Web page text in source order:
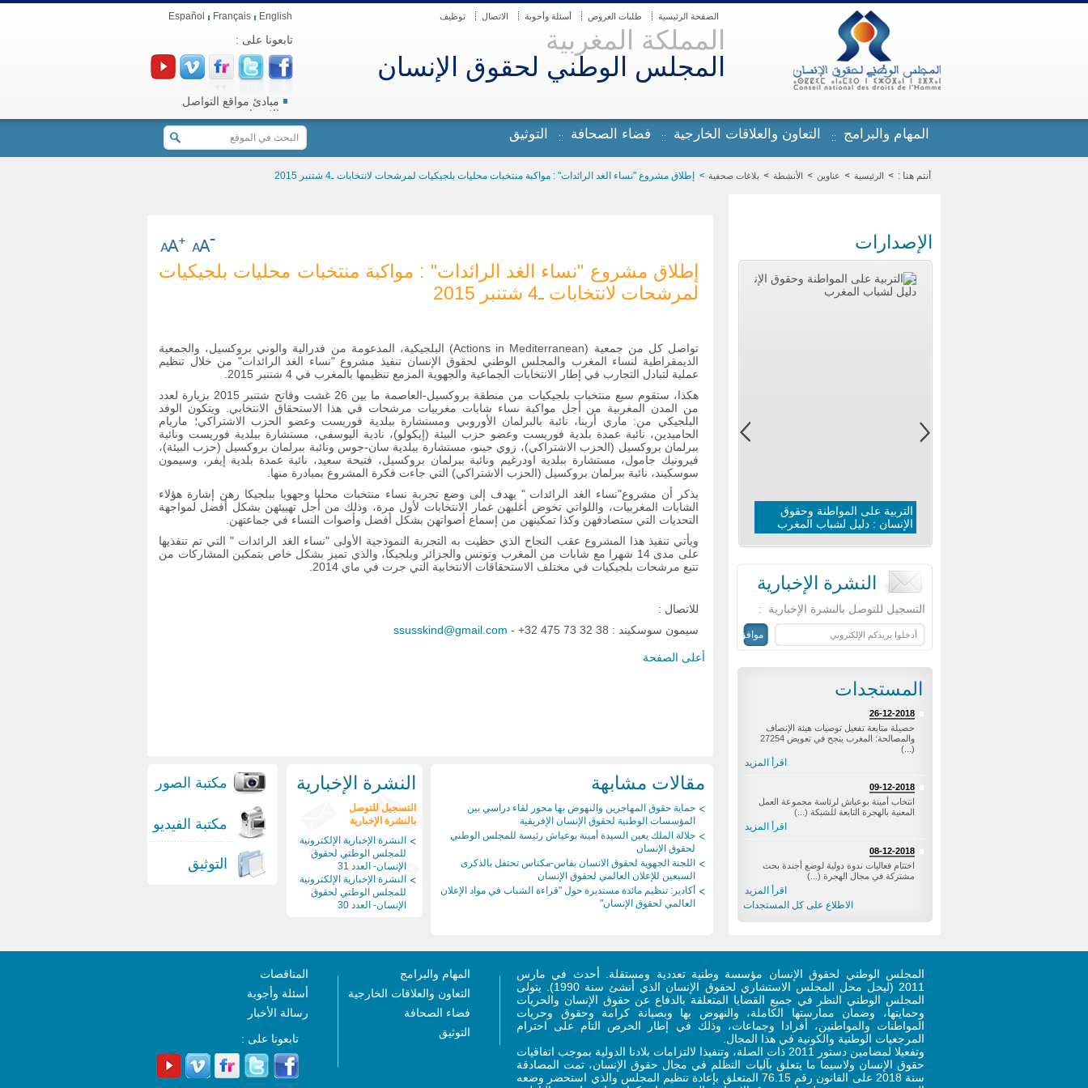
تجاوز إلى المحتوى الرئيسي
الصفحة الرئيسية طلبات العروض أسئلة وأجوبة الاتصال توظيف English
Français
Español
المملكة المغربية
المجلس الوطني لحقوق الإنسان
تابعونا على :
مبادئ مواقع التواصل
الاجتماعي
المهام والبرامج التعاون والعلاقات الخارجية فضاء الصحافة التوثيق
أنتم هنا : الرئيسية عناوين الأنشطة بلاغات صحفية إطلاق مشروع "نساء الغد الرائدات" : مواكبة منتخبات محليات بلجيكيات لمرشحات لانتخابات ـ4 شتنبر 2015
الإصدارات
التربية على المواطنة وحقوق
الإنسان : دليل لشباب المغرب
التربية على المواطنة وحقوق
الإنسان : فهم مشرك للمبادئ
والمنهحيات ( دليل الأندية)
النشرة الإخبارية
‏التسجيل للتوصل بالنشرة الإخبارية ‏ :
المستجدات
26-12-2018
حصيلة متابعة تفعيل توصيات هيئة الإنصاف
والمصالحة: المغرب ينجح في تعويض 27254
(...)
اقرأ المزيد
09-12-2018
‎انتخاب أمينة بوعياش لرئاسة مجموعة العمل
المعنية بالهجرة التابعة للشبكة (...)
اقرأ المزيد
08-12-2018
اختتام فعاليات ندوة دولية لوضع أجندة بحث
مشتركة في مجال الهجرة (...)
اقرأ المزيد
الاطلاع على كل المستجدات
إطلاق مشروع "نساء الغد الرائدات" : مواكبة منتخبات محليات بلجيكيات
لمرشحات لانتخابات ـ4 شتنبر 2015
تواصل كل من جمعية (Actions in Mediterranean) البلجيكية، المدعومة من فدرالية والوني بروكسيل، والجمعية
الديمقراطية لنساء المغرب والمجلس الوطني لحقوق الإنسان تنفيذ مشروع "نساء الغد الرائدات" من خلال تنظيم
عملية لتبادل التجارب في إطار الانتخابات الجماعية والجهوية المزمع تنظيمها بالمغرب في 4 شتنبر 2015.
هكذا، ستقوم سبع منتخبات بلجيكيات من منطقة بروكسيل-العاصمة ما بين 26 غشت وفاتح شتنبر 2015 بزيارة لعدد
من المدن المغربية من أجل مواكبة نساء شابات مغربيات مرشحات في هذا الاستحقاق الانتخابي. ويتكون الوفد
البلجيكي من: ماري أرينا، نائبة بالبرلمان الأوروبي ومستشارة ببلدية فوريست وعضو الحزب الاشتراكي؛ ماريام
الحاميدين، نائبة عمدة بلدية فوريست وعضو حزب البيئة (إيكولو)، نادية اليوسفي، مستشارة ببلدية فوريست ونائبة
ببرلمان بروكسيل (الحزب الاشتراكي)، زوي جينو، مستشارة ببلدية سان-جوس ونائبة ببرلمان بروكسيل (حزب البيئة)،
فيرونيك جامول، مستشارة ببلدية اودرغيم ونائبة ببرلمان بروكسيل، فتيحة سعيد، نائبة عمدة بلدية إيفر، وسيمون
سوسكيند، نائبة ببرلمان بروكسيل (الحزب الاشتراكي) التي جاءت فكرة المشروع بمبادرة منها.
يذكر أن مشروع"نساء الغد الرائدات " يهدف إلى وضع تجربة نساء منتخبات محليا وجهويا ببلجيكا رهن إشارة هؤلاء
الشابات المغربيات، واللواتي تخوض أغلبهن غمار الانتخابات لأول مرة، وذلك من أجل تهييئهن بشكل أفضل لمواجهة
التحديات التي ستصادفهن وكذا تمكينهن من إسماع أصواتهن بشكل أفضل وأصوات النساء في جماعتهن.
ويأتي تنفيذ هذا المشروع عقب النجاح الذي حظيت به التجربة النموذجية الأولى "نساء الغد الرائدات " التي تم تنفذيها
على مدى 14 شهرا مع شابات من المغرب وتونس والجزائر وبلجيكا، والذي تميز بشكل خاص بتمكين المشاركات من
تتبع مرشحات بلجيكيات في مختلف الاستحقاقات الانتخابية التي جرت في ماي 2014.
للاتصال :
سيمون سوسكيند :
ssusskind@gmail.com - +32 475 73 32 38
أعلى الصفحة
مقالات مشابهة
حماية حقوق المهاجرين والنهوض بها محور لقاء دراسي بين
المؤسسات الوطنية لحقوق الإنسان الإفريقية
جلالة الملك يعين السيدة أمينة بوعياش رئيسة للمجلس الوطني
لحقوق الإنسان
اللجنة الجهوية لحقوق الانسان بفاس-مكناس تحتفل بالذكرى
السبعين للإعلان العالمي لحقوق الإنسان
أكادير: تنظيم مائدة مستديرة حول "قراءة الشباب في مواد الإعلان
العالمي لحقوق الإنسان"
النشرة الإخبارية
التسجيل للتوصل
بالنشرة الإخبارية
النشرة الإخبارية الإلكترونية
للمجلس الوطتي لحقوق
الإنسان- العدد 31
النشرة الإخبارية الإلكترونية
للمجلس الوطتي لحقوق
الإنسان- العدد 30
مكتبة الصور
مكتبة الفيديو
التوثيق
المجلس الوطني لحقوق الإنسان مؤسسة وطنية تعددية ومستقلة. أحدث في مارس
2011 (ليحل محل المجلس الاستشاري لحقوق الإنسان الذي أنشئ سنة 1990). يتولى
المجلس الوطني النظر في جميع القضايا المتعلقة بالدفاع عن حقوق الإنسان والحريات
وحمايتها، وضمان ممارستها الكاملة، والنهوض بها وبصيانة كرامة وحقوق وحريات
المواطنات والمواطنين، أفرادا وجماعات، وذلك في إطار الحرص التام على احترام
المرجعيات الوطنية والكونية في هذا المجال.
وتفعيلا لمضامين دستور 2011 ذات الصلة، وتنفيذا لالتزامات بلادنا الدولية بموجب اتفاقيات
حقوق الإنسان ولاسيما ما يتعلق بآليات التظلم في مجال حقوق الإنسان، تمت المصادقة
سنة 2018 على القانون رقم 76.15 المتعلق بإعادة تنظيم المجلس والذي استحضر وضعه
المهام والبرامج
التعاون والعلاقات الخارجية
فضاء الصحافة
التوثيق
المناقصات
أسئلة وأجوبة
رسالة الأخبار
تابعونا على :